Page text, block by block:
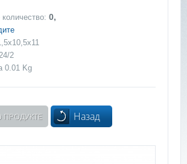
количество:0,
2
0.01 Kg
ПРОДУКТЕ Назад